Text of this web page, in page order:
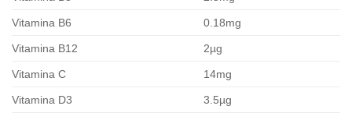
Vitamina B6 0.18mg
Vitamina B12 2µg
Vitamina C 14mg
Vitamina D3 3.5µg